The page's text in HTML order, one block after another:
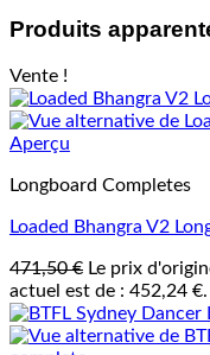
Produits
Vente !
Aperçu
Longboard Completes
Loaded Bhangra V2
471,50€ Le prix
actuel est de : 452,24 €.